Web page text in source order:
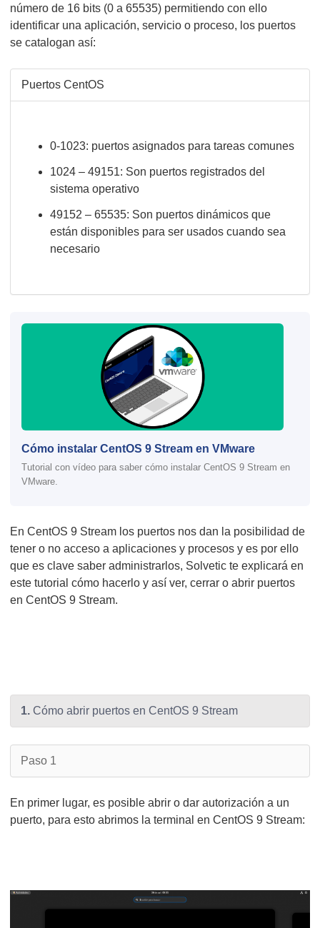
número de 16 bits (0 a 65535) permitiendo con ello
identificar una aplicación, servicio o proceso, los puertos
se catalogan así:
Puertos CentOS
0-1023: puertos asignados para tareas comunes
1024 – 49151: Son puertos registrados del
sistema operativo
49152 – 65535: Son puertos dinámicos que
están disponibles para ser usados cuando sea
necesario
Cómo instalar CentOS 9 Stream en VMware
Tutorial con vídeo para saber cómo instalar CentOS 9 Stream en
VMware.
En CentOS 9 Stream los puertos nos dan la posibilidad de
tener o no acceso a aplicaciones y procesos y es por ello
que es clave saber administrarlos, Solvetic te explicará en
este tutorial cómo hacerlo y así ver, cerrar o abrir puertos
en CentOS 9 Stream.
1. Cómo abrir puertos en CentOS 9 Stream
Paso 1
En primer lugar, es posible abrir o dar autorización a un
puerto, para esto abrimos la terminal en CentOS 9 Stream: